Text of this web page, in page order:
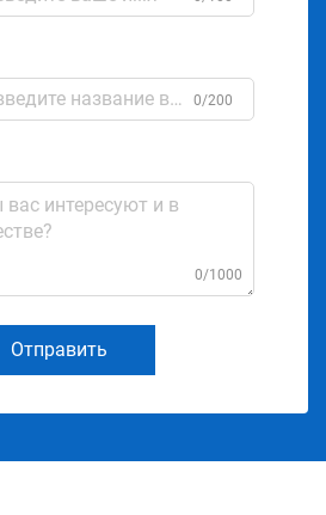
0/200
0/1000
Отправить